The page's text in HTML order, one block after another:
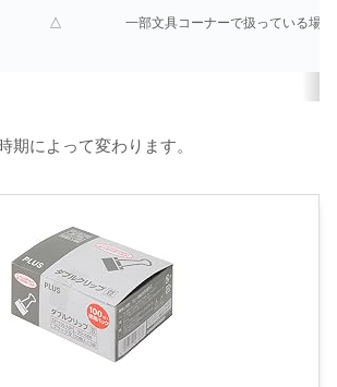
△ 一部文具コーナーで扱っている場
期によって変わります。